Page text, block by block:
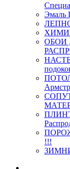
Эмаль
ХИМИЯ
ОБОИ ,
!!!